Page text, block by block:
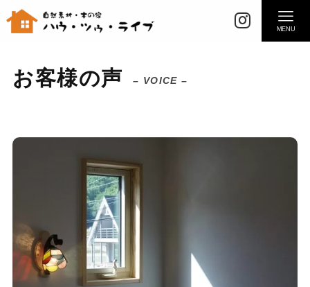
MENU
お客様の声 – VOICE –